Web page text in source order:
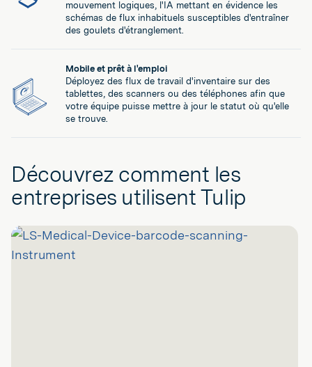
mouvement logiques, l'IA mettant en évidence les
schémas de flux inhabituels susceptibles d'entraîner
des goulets d'étranglement.
Mobile et prêt à l'emploi
Déployez des flux de travail d'inventaire sur des
tablettes, des scanners ou des téléphones afin que
votre équipe puisse mettre à jour le statut où qu'elle
se trouve.
Découvrez comment les
entreprises utilisent Tulip